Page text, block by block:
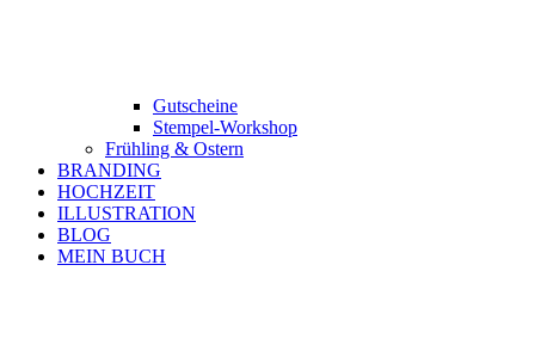
Gutscheine
Stempel-Workshop
Frühling & Ostern
BRANDING
HOCHZEIT
ILLUSTRATION
BLOG
MEIN BUCH